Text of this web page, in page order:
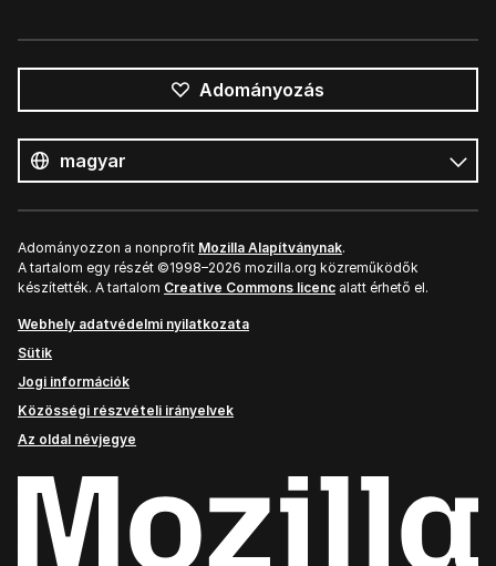
Adományozás
nyelv
Nyelv
Adományozzon a nonprofit Mozilla Alapítványnak.
A tartalom egy részét ©1998–2026 mozilla.org közreműködők
készítették. A tartalom Creative Commons licenc alatt érhető el.
Webhely adatvédelmi nyilatkozata
Sütik
Jogi információk
Közösségi részvételi irányelvek
Az oldal névjegye